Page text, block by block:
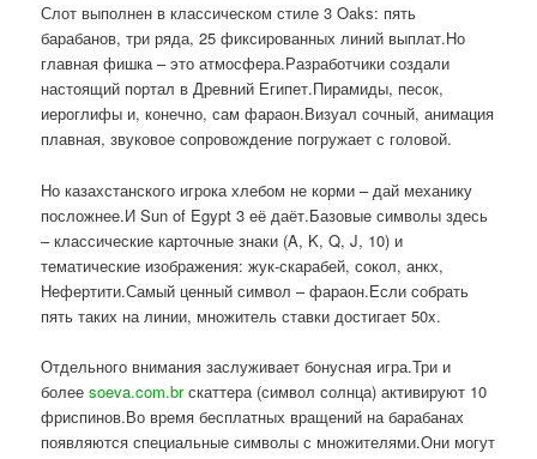
Слот выполнен в классическом стиле 3 Oaks: пять
барабанов, три ряда, 25 фиксированных линий выплат.Но
главная фишка – это атмосфера.Разработчики создали
настоящий портал в Древний Египет.Пирамиды, песок,
иероглифы и, конечно, сам фараон.Визуал сочный, анимация
плавная, звуковое сопровождение погружает с головой.
Но казахстанского игрока хлебом не корми – дай механику
посложнее.И Sun of Egypt 3 её даёт.Базовые символы здесь
– классические карточные знаки (A, K, Q, J, 10) и
тематические изображения: жук-скарабей, сокол, анкх,
Нефертити.Самый ценный символ – фараон.Если собрать
пять таких на линии, множитель ставки достигает 50x.
Отдельного внимания заслуживает бонусная игра.Три и
болееsoeva.com.brскаттера (символ солнца) активируют 10
фриспинов.Во время бесплатных вращений на барабанах
появляются специальные символы с множителями.Они могут